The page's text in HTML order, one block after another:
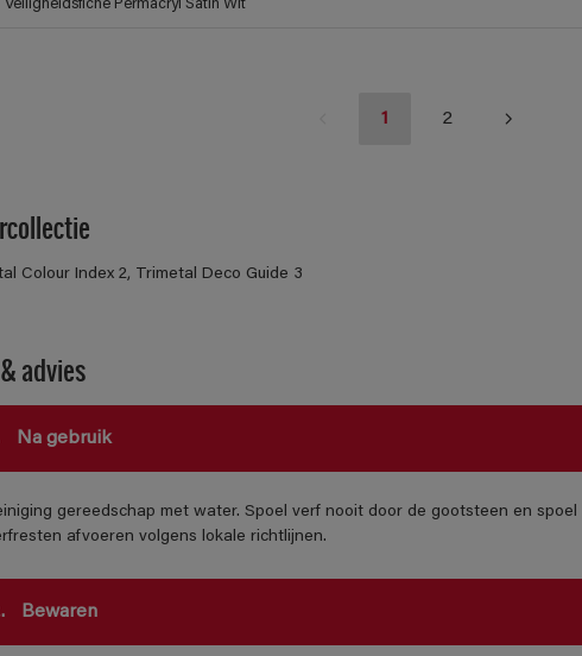
Veiligheidsfiche Permacryl Satin Wit
1 2
Colour Index 2, Trimetal Deco Guide 3
advies
Na gebruik
gereedschap met water. Spoel verf nooit door de gootsteen en
afvoeren volgens lokale richtlijnen.
Bewaren